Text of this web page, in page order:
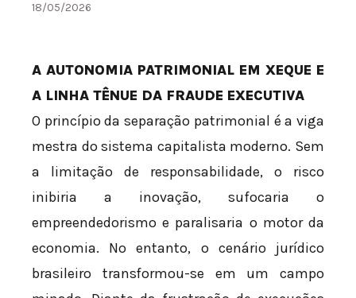
18/05/2026
A AUTONOMIA PATRIMONIAL EM XEQUE E
A LINHA TÊNUE DA FRAUDE EXECUTIVA
O princípio da separação patrimonial é a viga
mestra do sistema capitalista moderno. Sem
a limitação de responsabilidade, o risco
inibiria a inovação, sufocaria o
empreendedorismo e paralisaria o motor da
economia. No entanto, o cenário jurídico
brasileiro transformou-se em um campo